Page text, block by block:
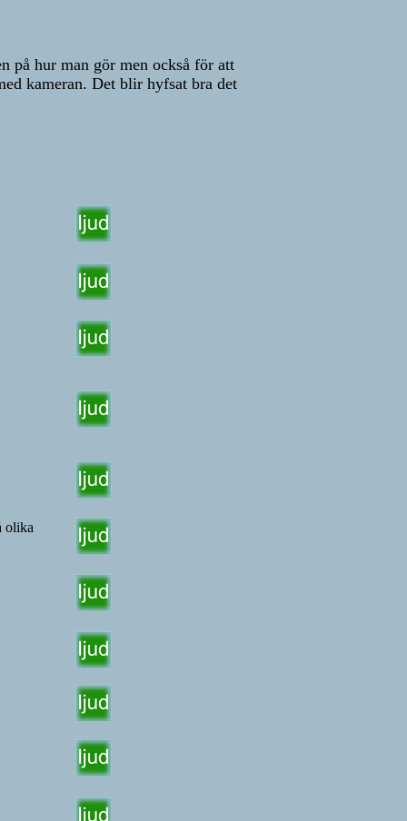
på hur man gör men också för att
kameran. Det blir hyfsat bra det
olika